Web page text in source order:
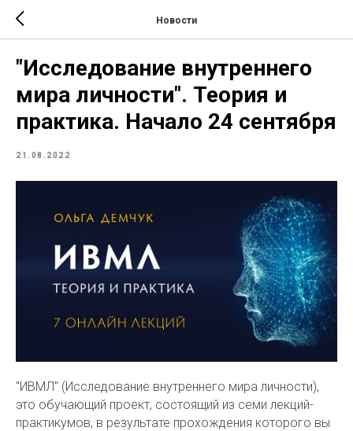
Новости
"Иccледование внутреннего
мира личности". Теория и
практика. Начало 24 сентября
21.08.2022
"ИВМЛ" (Исследование внутреннего мира личности),
это обучающий проект, состоящий из семи лекций-
практикумов, в результате прохождения которого вы